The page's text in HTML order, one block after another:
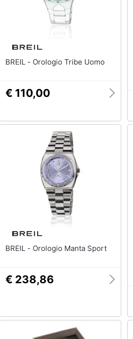
BREIL - Orologio Tribe Uomo
€ 110,00
BREIL - Orologio Manta Sport
€ 238,86